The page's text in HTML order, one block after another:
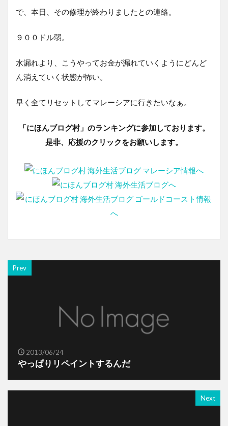
で、本日、その修理が終わりましたとの連絡。
９００ドル弱。
水漏れより、こうやってお金が漏れていくようにどんど
ん消えていく状態が怖い。
早く全てリセットしてマレーシアに行きたいなぁ。
「にほんブログ村」のランキングに参加しております。
是非、応援のクリックをお願いします。
Prev
2013/06/24
やっぱりリペイントするんだ
Next